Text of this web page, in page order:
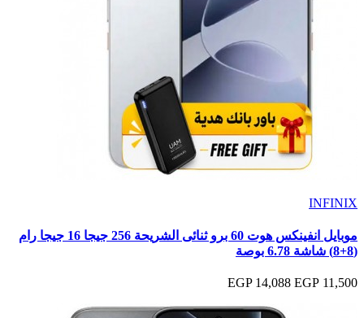
INFINIX
موبايل انفينكس هوت 60 برو ثنائى الشريحة 256 جيجا 16 جيجا رام
(8+8) شاشة 6.78 بوصة
11,500 EGP
14,088 EGP